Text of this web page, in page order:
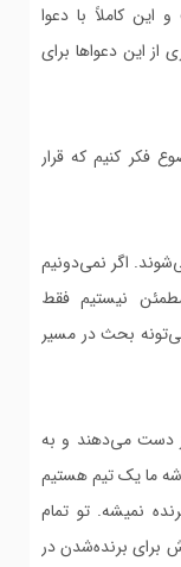
کاملاً با دعوا
از این دعواها برای
فکر کنیم که قرار
اگر نمی‌دونیم
نیستیم فقط
بحث در مسیر
دست می‌دهند و به
ما یک تیم هستیم
نمیشه. تو تمام
برای برنده‌شدن در